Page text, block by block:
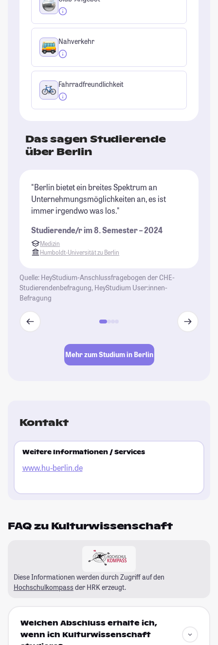
Nahverkehr
Fahrradfreundlichkeit
Das sagen Studierende
über Berlin
"Berlin bietet ein breites Spektrum an
Unternehmungsmöglichkeiten an, es ist
immer irgendwo was los."
Studierende/r im 8. Semester – 2024
Medizin
Humboldt-Universität zu Berlin
Quelle: HeyStudium-Anschlussfragebogen der CHE-
Studierendenbefragung, HeyStudium User:innen-
Befragung
Mehr zum Studium in Berlin
Kontakt
Weitere Informationen / Services
www.hu-berlin.de
FAQ zu Kulturwissenschaft
Diese Informationen werden durch Zugriff auf den
Hochschulkompass der HRK erzeugt.
Welchen Abschluss erhalte ich,
wenn ich Kulturwissenschaft